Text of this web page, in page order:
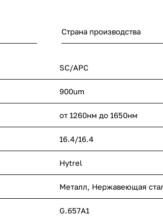
Страна производства
SC/APC
900um
от 1260нм до 1650нм
16.4/16.4
Hytrel
Металл, Нержавеющая
G.657A1